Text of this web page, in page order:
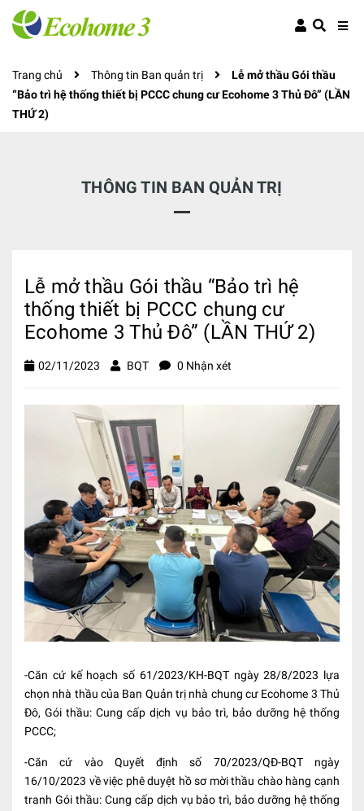
Trang chủ Thông tin Ban quản trị
Lễ mở thầu Gói thầu
“Bảo trì hệ thống thiết bị PCCC chung cư Ecohome 3 Thủ Đô” (LẦN
THỨ 2)
THÔNG TIN BAN QUẢN TRỊ
Lễ mở thầu Gói thầu “Bảo trì hệ
thống thiết bị PCCC chung cư
Ecohome 3 Thủ Đô” (LẦN THỨ 2)
02/11/2023 BQT 0 Nhận xét
-Căn cứ kế hoạch số 61/2023/KH-BQT ngày 28/8/2023 lựa
chọn nhà thầu của Ban Quản trị nhà chung cư Ecohome 3 Thủ
Đô, Gói thầu: Cung cấp dịch vụ bảo trì, bảo dưỡng hệ thống
PCCC;
-Căn cứ vào Quyết định số 70/2023/QĐ-BQT ngày
16/10/2023 về việc phê duyệt hồ sơ mời thầu chào hàng cạnh
tranh Gói thầu: Cung cấp dịch vụ bảo trì, bảo dưỡng hệ thống